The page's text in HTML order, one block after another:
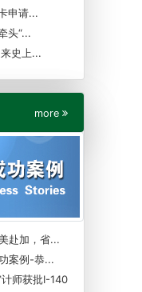
申请...
头“...
史上...
more
赴加，省...
案例-恭...
师获批I-140